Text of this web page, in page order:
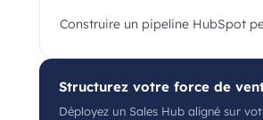
Construire un pipeline HubSpot
Structurez votre force de
Déployez un Sales Hub aligné sur